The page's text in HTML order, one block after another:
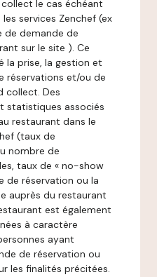
le cas échéant
services Zenchef (ex
de demande de
sur le site ). Ce
la prise, la gestion et
réservations et/ou de
collect. Des
statistiques associés
restaurant dans le
(taux de
nombre de
taux de « no-show
de réservation ou la
auprès du restaurant
est également
à caractère
ayant
de réservation ou
les finalités précitées.